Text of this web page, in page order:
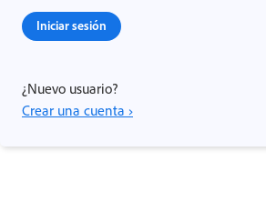
Iniciar sesión
¿Nuevo usuario?
Crear una cuenta ›